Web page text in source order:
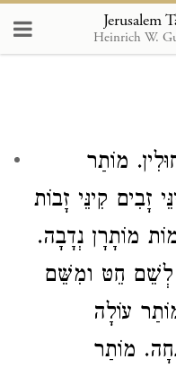
Jerusalem
Heinrich W.
מוֹתַר
זָבִים קִינֵּי זָבוֹת
מוֹתָרָן נְדָבָה.
חֵטּ ומִשֵּׁם
עוֹלָה
מוֹתַר